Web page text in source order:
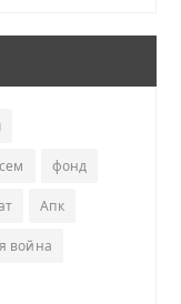
фонд
Апк
война